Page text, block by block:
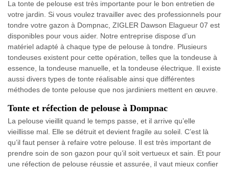
La tonte de pelouse est très importante pour le bon entretien de
votre jardin. Si vous voulez travailler avec des professionnels pour
tondre votre gazon à Dompnac, ZIGLER Dawson Elagueur 07 est
disponibles pour vous aider. Notre entreprise dispose d’un
matériel adapté à chaque type de pelouse à tondre. Plusieurs
tondeuses existent pour cette opération, telles que la tondeuse à
essence, la tondeuse manuelle, et la tondeuse électrique. Il existe
aussi divers types de tonte réalisable ainsi que différentes
méthodes de tonte pelouse que nos jardiniers mettent en œuvre.
Tonte et réfection de pelouse à Dompnac
La pelouse vieillit quand le temps passe, et il arrive qu’elle
vieillisse mal. Elle se détruit et devient fragile au soleil. C’est là
qu’il faut penser à refaire votre pelouse. Il est très important de
prendre soin de son gazon pour qu’il soit vertueux et sain. Et pour
une réfection de pelouse réussie et assurée, il vaut mieux confier